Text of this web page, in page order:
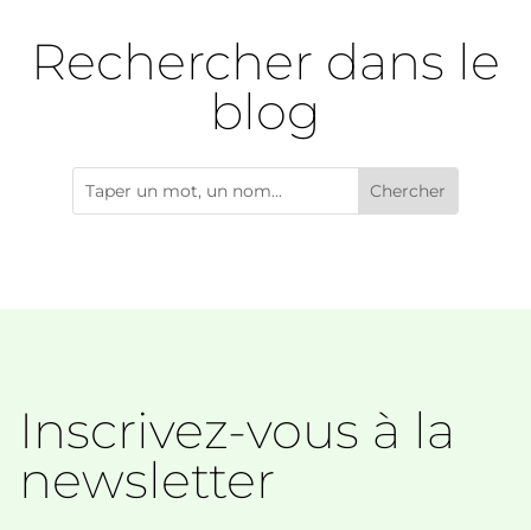
Rechercher dans le
blog
Inscrivez-vous à la
newsletter